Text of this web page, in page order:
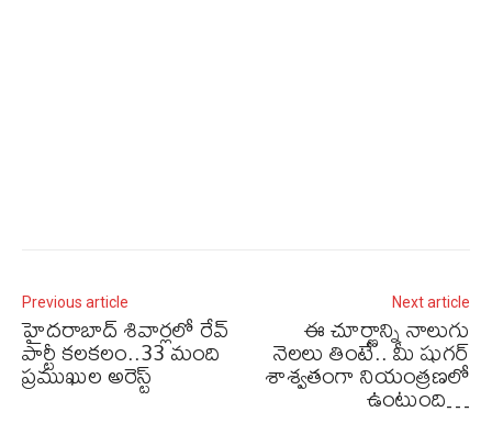
Previous article
హైదరాబాద్ శివార్లలో రేవ్‌
పార్టీ కలకలం..33 మంది
ప్రముఖుల అరెస్ట్
Next article
ఈ చూర్ణాన్ని నాలుగు
నెలలు తింటే.. మీ షుగర్
శాశ్వతంగా నియంత్రణలో
ఉంటుంది…